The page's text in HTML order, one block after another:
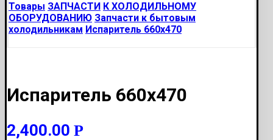
Товары ЗАПЧАСТИ К ХОЛОДИЛЬНОМУ
ОБОРУДОВАНИЮ Запчасти к бытовым
холодильникам Испаритель 660х470
Испаритель 660х470
2,400.00 Р